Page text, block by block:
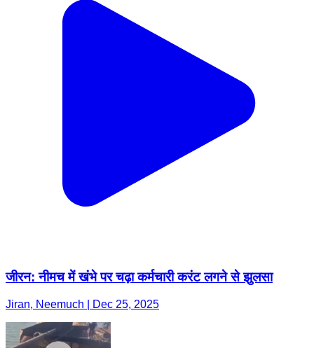
जीरन: नीमच में खंभे पर चढ़ा कर्मचारी करंट लगने से झुलसा
Jiran, Neemuch | Dec 25, 2025